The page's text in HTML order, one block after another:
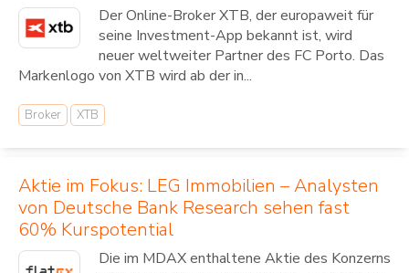
Der Online-Broker XTB, der europaweit für
seine Investment-App bekannt ist, wird
neuer weltweiter Partner des FC Porto. Das
Markenlogo von XTB wird ab der in...
Broker XTB
Aktie im Fokus: LEG Immobilien – Analysten
von Deutsche Bank Research sehen fast
60% Kurspotential
Die im MDAX enthaltene Aktie des Konzerns